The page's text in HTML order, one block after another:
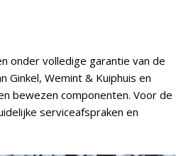
onder volledige garantie van de
Ginkel, Wemint & Kuiphuis en
bewezen componenten. Voor de
serviceafspraken en